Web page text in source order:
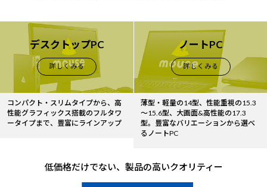
デスクトップPC
詳しくみる
コンパクト・スリムタイプから、高
性能グラフィックス搭載のフルタワ
ータイプまで、豊富にラインアップ
ノートPC
詳しくみる
薄型・軽量の14型、性能重視の15.3
～15.6型、大画面&高性能の17.3
型。豊富なバリエーションから選べ
るノートPC
低価格だけでない、製品の高いクオリティー